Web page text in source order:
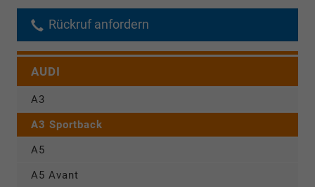
Rückruf anfordern
AUDI
A3
A3 Sportback
A5
A5 Avant